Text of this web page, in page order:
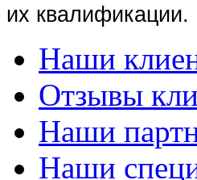
их квалификации.
Наши
Отзывы
Наши
Наши